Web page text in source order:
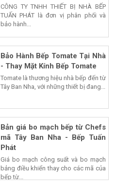
CÔNG TY TNHH THIẾT BỊ NHÀ BẾP
TUẤN PHÁT là đơn vị phân phối và
bảo hành...
Bảo Hành Bếp Tomate Tại Nhà
- Thay Mặt Kính Bếp Tomate
Tomate là thương hiệu nhà bếp đến từ
Tây Ban Nha, với những thiết bị đang...
Bản giá bo mạch bếp từ Chefs
mã Tây Ban Nha - Bếp Tuấn
Phát
Giá bo mạch công suất và bo mạch
bảng điều khiển thay cho các mã của
bếp từ...